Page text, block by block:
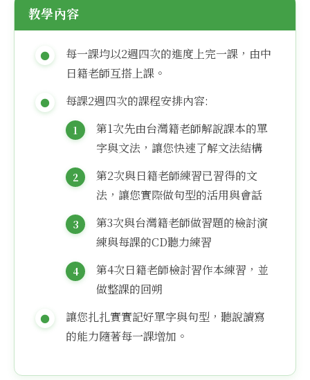
教學內容
每一課均以2週四次的進度上完一課，由中
日籍老師互搭上課。
每課2週四次的課程安排內容:
第1次先由台灣籍老師解說課本的單
字與文法，讓您快速了解文法結構
第2次與日籍老師練習已習得的文
法，讓您實際做句型的活用與會話
第3次與台灣籍老師做習題的檢討演
練與每課的CD聽力練習
第4次日籍老師檢討習作本練習，並
做整課的回朔
讓您扎扎實實記好單字與句型，聽說讀寫
的能力隨著每一課増加。